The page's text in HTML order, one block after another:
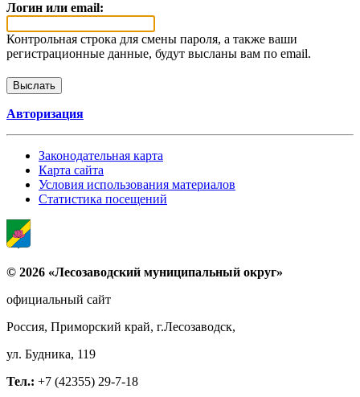
Логин или email:
Контрольная строка для смены пароля, а также ваши
регистрационные данные, будут высланы вам по email.
Авторизация
Законодательная карта
Карта сайта
Условия использования материалов
Статистика посещений
© 2026 «Лесозаводский муниципальный округ»
официальный сайт
Россия, Приморский край, г.Лесозаводск,
ул. Будника, 119
Тел.: +7 (42355) 29-7-18